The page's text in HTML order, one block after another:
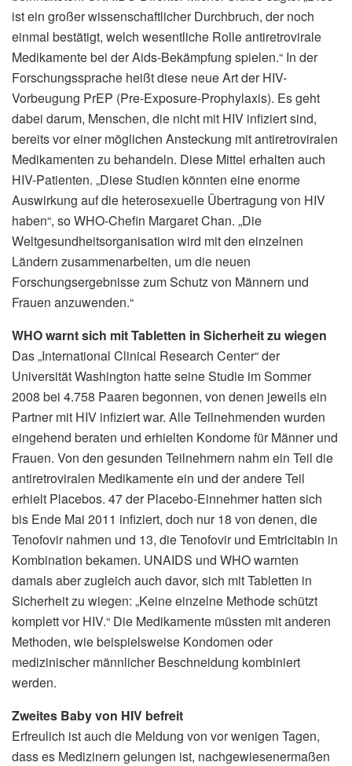
ist ein großer wissenschaftlicher Durchbruch, der noch
einmal bestätigt, welch wesentliche Rolle antiretrovirale
Medikamente bei der Aids-Bekämpfung spielen.“ In der
Forschungssprache heißt diese neue Art der HIV-
Vorbeugung PrEP (Pre-Exposure-Prophylaxis). Es geht
dabei darum, Menschen, die nicht mit HIV infiziert sind,
bereits vor einer möglichen Ansteckung mit antiretroviralen
Medikamenten zu behandeln. Diese Mittel erhalten auch
HIV-Patienten. „Diese Studien könnten eine enorme
Auswirkung auf die heterosexuelle Übertragung von HIV
haben“, so WHO-Chefin Margaret Chan. „Die
Weltgesundheitsorganisation wird mit den einzelnen
Ländern zusammenarbeiten, um die neuen
Forschungsergebnisse zum Schutz von Männern und
Frauen anzuwenden.“
WHO warnt sich mit Tabletten in Sicherheit zu wiegen
Das „International Clinical Research Center“ der
Universität Washington hatte seine Studie im Sommer
2008 bei 4.758 Paaren begonnen, von denen jeweils ein
Partner mit HIV infiziert war. Alle Teilnehmenden wurden
eingehend beraten und erhielten Kondome für Männer und
Frauen. Von den gesunden Teilnehmern nahm ein Teil die
antiretroviralen Medikamente ein und der andere Teil
erhielt Placebos. 47 der Placebo-Einnehmer hatten sich
bis Ende Mai 2011 infiziert, doch nur 18 von denen, die
Tenofovir nahmen und 13, die Tenofovir und Emtricitabin in
Kombination bekamen. UNAIDS und WHO warnten
damals aber zugleich auch davor, sich mit Tabletten in
Sicherheit zu wiegen: „Keine einzelne Methode schützt
komplett vor HIV.“ Die Medikamente müssten mit anderen
Methoden, wie beispielsweise Kondomen oder
medizinischer männlicher Beschneidung kombiniert
werden.
Zweites Baby von HIV befreit
Erfreulich ist auch die Meldung von vor wenigen Tagen,
dass es Medizinern gelungen ist, nachgewiesenermaßen